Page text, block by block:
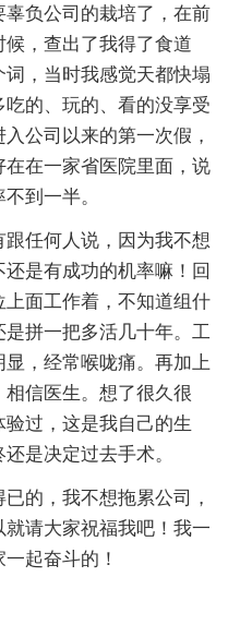
负公司的栽培了，在前
，查出了我得了食道
，当时我感觉天都快塌
的、玩的、看的没享受
公司以来的第一次假，
在一家省医院里面，说
到一半。
任何人说，因为我不想
是有成功的机率嘛！回
面工作着，不知道组什
拼一把多活几十年。工
，经常喉咙痛。再加上
信医生。想了很久很
过，这是我自己的生
是决定过去手术。
的，我不想拖累公司，
请大家祝福我吧！我一
起奋斗的！